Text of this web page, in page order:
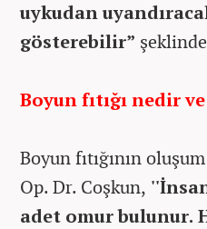
uykudan
gösterebilir”
Boyun fıtığı nedir
Boyun fıtığının
Op. Dr. Coşkun,
adet omur bulunur.